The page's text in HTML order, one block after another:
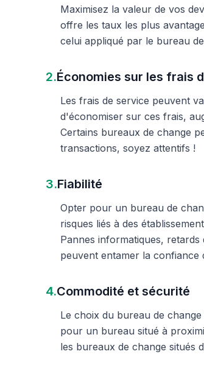
Maximisez la valeur de vos
offre les taux les plus
celui appliqué par le bureau
2.Économies sur les frais
Les frais de service peuvent
d'économiser sur ces frais,
Certains bureaux de change
transactions, soyez attentifs !
3.Fiabilité
Opter pour un bureau de
risques liés à des
Pannes informatiques,
peuvent entamer la confiance
4.Commodité et sécurité
Le choix du bureau de
pour un bureau situé à
les bureaux de change situés